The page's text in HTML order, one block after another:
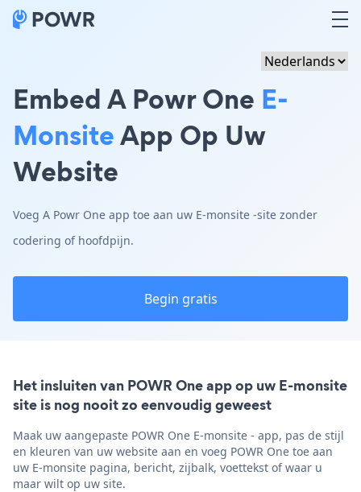
Embed A Powr One E-
MonsiteApp Op Uw
Website
Voeg A Powr One app toe aan uw E-monsite -site zonder
codering of hoofdpijn.
Begin gratis
Het insluiten van POWR One app op uw E-monsite
site is nog nooit zo eenvoudig geweest
Maak uw aangepaste POWR One E-monsite - app, pas de stijl
en kleuren van uw website aan en voeg POWR One toe aan
uw E-monsite pagina, bericht, zijbalk, voettekst of waar u
maar wilt op uw site.